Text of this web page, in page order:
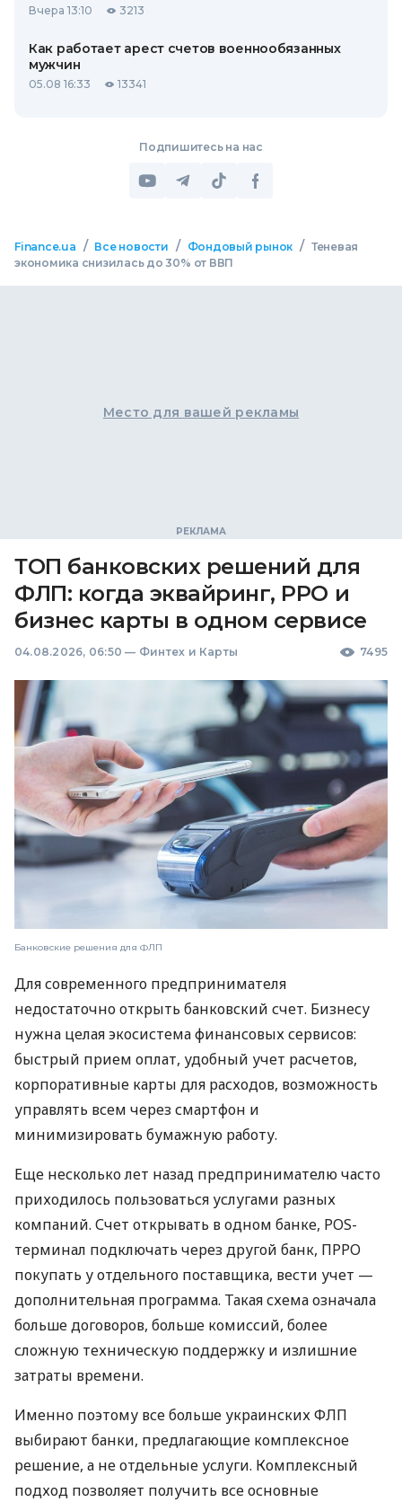
Вчера 13:10 3213
Как работает арест счетов военнообязанных
мужчин
05.08 16:33 13341
Подпишитесь на нас
Finance.ua / Все новости / Фондовый рынок / Теневая
экономика снизилась до 30% от ВВП
Место для вашей рекламы
ТОП банковских решений для
ФЛП: когда эквайринг, РРО и
бизнес карты в одном сервисе
04.08.2026, 06:50 — Финтех и Карты 7495
Банковские решения для ФЛП
Для современного предпринимателя
недостаточно открыть банковский счет. Бизнесу
нужна целая экосистема финансовых сервисов:
быстрый прием оплат, удобный учет расчетов,
корпоративные карты для расходов, возможность
управлять всем через смартфон и
минимизировать бумажную работу.
Еще несколько лет назад предпринимателю часто
приходилось пользоваться услугами разных
компаний. Счет открывать в одном банке, POS-
терминал подключать через другой банк, ПРРО
покупать у отдельного поставщика, вести учет —
дополнительная программа. Такая схема означала
больше договоров, больше комиссий, более
сложную техническую поддержку и излишние
затраты времени.
Именно поэтому все больше украинских ФЛП
выбирают банки, предлагающие комплексное
решение, а не отдельные услуги. Комплексный
подход позволяет получить все основные